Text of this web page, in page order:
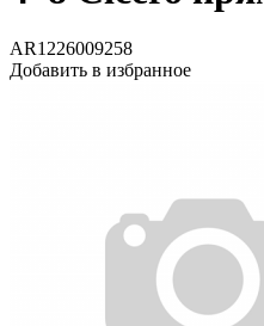
AR1226009258
Добавить в избранное